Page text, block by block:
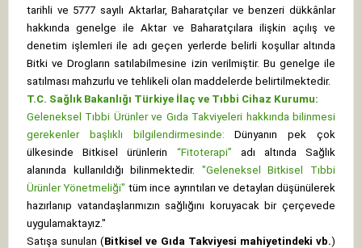
tarihli ve 5777 sayılı Aktarlar, Baharatçılar ve benzeri dükkânlar
hakkında genelge ile Aktar ve Baharatçılara ilişkin açılış ve
denetim işlemleri ile adı geçen yerlerde belirli koşullar altında
Bitki ve Drogların satılabilmesine izin verilmiştir. Bu genelge ile
satılması mahzurlu ve tehlikeli olan maddelerde belirtilmektedir.
T.C. Sağlık Bakanlığı Türkiye İlaç ve Tıbbi Cihaz Kurumu:
Geleneksel Tıbbi Ürünler ve Gıda Takviyeleri hakkında bilinmesi
gerekenler başlıklı bilgilendirmesinde:
Dünyanın pek çok
ülkesinde Bitkisel ürünlerin “Fitoterapi” adı altında Sağlık
alanında kullanıldığı bilinmektedir. "Geleneksel Bitkisel Tıbbi
Ürünler Yönetmeliği" tüm ince ayrıntıları ve detayları düşünülerek
hazırlanıp vatandaşlarımızın sağlığını koruyacak bir çerçevede
uygulamaktayız."
Satışa sunulan (Bitkisel ve Gıda Takviyesi mahiyetindeki vb.)